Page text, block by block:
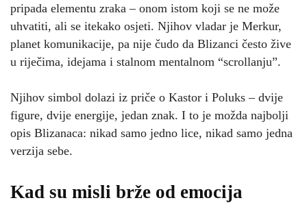
pripada elementu zraka – onom istom koji se ne može
uhvatiti, ali se itekako osjeti. Njihov vladar je Merkur,
planet komunikacije, pa nije čudo da Blizanci često žive
u riječima, idejama i stalnom mentalnom “scrollanju”.
Njihov simbol dolazi iz priče o Kastor i Poluks – dvije
figure, dvije energije, jedan znak. I to je možda najbolji
opis Blizanaca: nikad samo jedno lice, nikad samo jedna
verzija sebe.
Kad su misli brže od emocija